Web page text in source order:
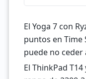
El Yoga 7 con
puntos en Time
puede no
El ThinkPad